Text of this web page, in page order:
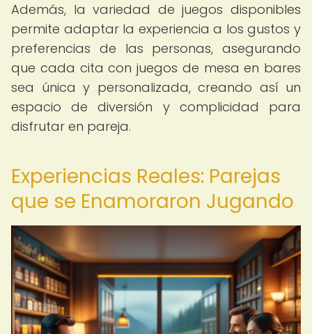
Además, la variedad de juegos disponibles
permite adaptar la experiencia a los gustos y
preferencias de las personas, asegurando
que cada cita con juegos de mesa en bares
sea única y personalizada, creando así un
espacio de diversión y complicidad para
disfrutar en pareja.
Experiencias Reales: Parejas
que se Enamoraron Jugando